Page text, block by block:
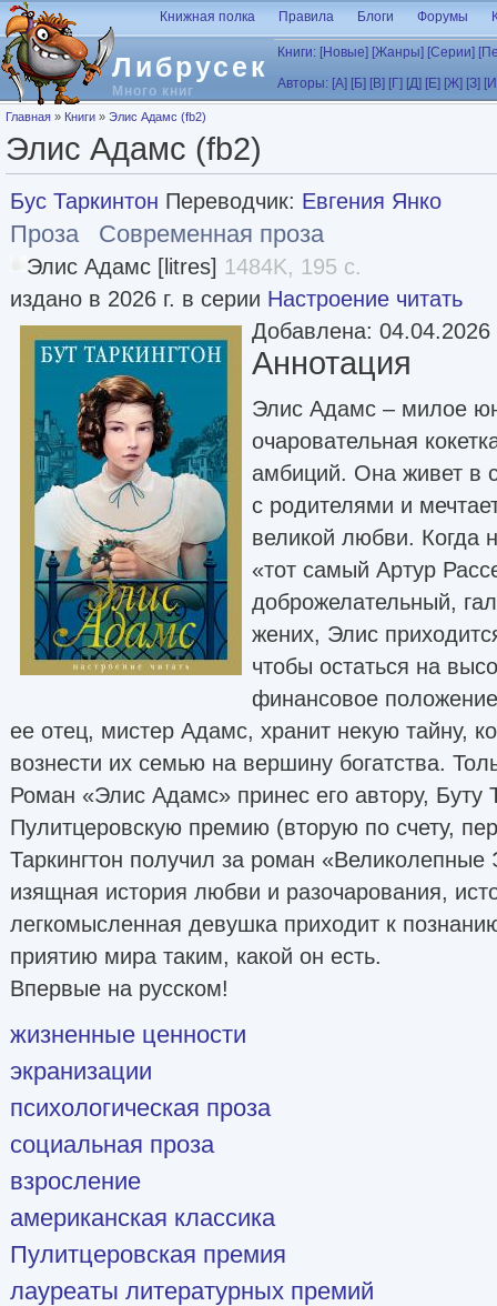
Перейти к основному содержанию
Либрусек
Много книг
Книжная полка Правила Блоги Форумы
Книги: [Новые] [Жанры] [Серии]
Авторы: [А] [Б] [В] [Г] [Д] [Е] [Ж] [З]
Вы здесь
Главная » Книги » Элис Адамс (fb2)
Элис Адамс (fb2)
Бус Таркинтон Переводчик: Евгения Янко
Проза Современная проза
Элис Адамс [litres] 1484K, 195 с.
издано в 2026 г. в серии Настроение читать
Добавлена: 04.04.2026
Аннотация
Элис Адамс – милое
очаровательная
амбиций. Она живет в
с родителями и
великой любви. Когда
«тот самый Артур
доброжелательный,
жених, Элис
чтобы остаться на
финансовое
ее отец, мистер Адамс, хранит некую тайну,
вознести их семью на вершину богатства.
Роман «Элис Адамс» принес его автору, Буту
Пулитцеровскую премию (вторую по счету,
Таркингтон получил за роман
изящная история любви и разочарования,
легкомысленная девушка приходит к
приятию мира таким, какой он есть.
Впервые на русском!
жизненные ценности
экранизации
психологическая проза
социальная проза
взросление
американская классика
Пулитцеровская премия
лауреаты литературных премий